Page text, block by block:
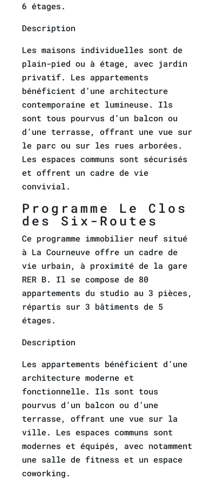
6 étages.
Description
Les maisons individuelles sont de
plain-pied ou à étage, avec jardin
privatif. Les appartements
bénéficient d’une architecture
contemporaine et lumineuse. Ils
sont tous pourvus d’un balcon ou
d’une terrasse, offrant une vue sur
le parc ou sur les rues arborées.
Les espaces communs sont sécurisés
et offrent un cadre de vie
convivial.
Programme Le Clos
des Six-Routes
Ce programme immobilier neuf situé
à La Courneuve offre un cadre de
vie urbain, à proximité de la gare
RER B. Il se compose de 80
appartements du studio au 3 pièces,
répartis sur 3 bâtiments de 5
étages.
Description
Les appartements bénéficient d’une
architecture moderne et
fonctionnelle. Ils sont tous
pourvus d’un balcon ou d’une
terrasse, offrant une vue sur la
ville. Les espaces communs sont
modernes et équipés, avec notamment
une salle de fitness et un espace
coworking.